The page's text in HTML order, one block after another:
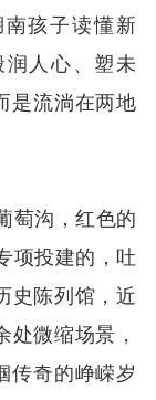
孩子读懂新
人心、塑未
是流淌在两地
萄沟，红色的
项投建的，吐
史陈列馆，近
微缩场景，
传奇的峥嵘岁